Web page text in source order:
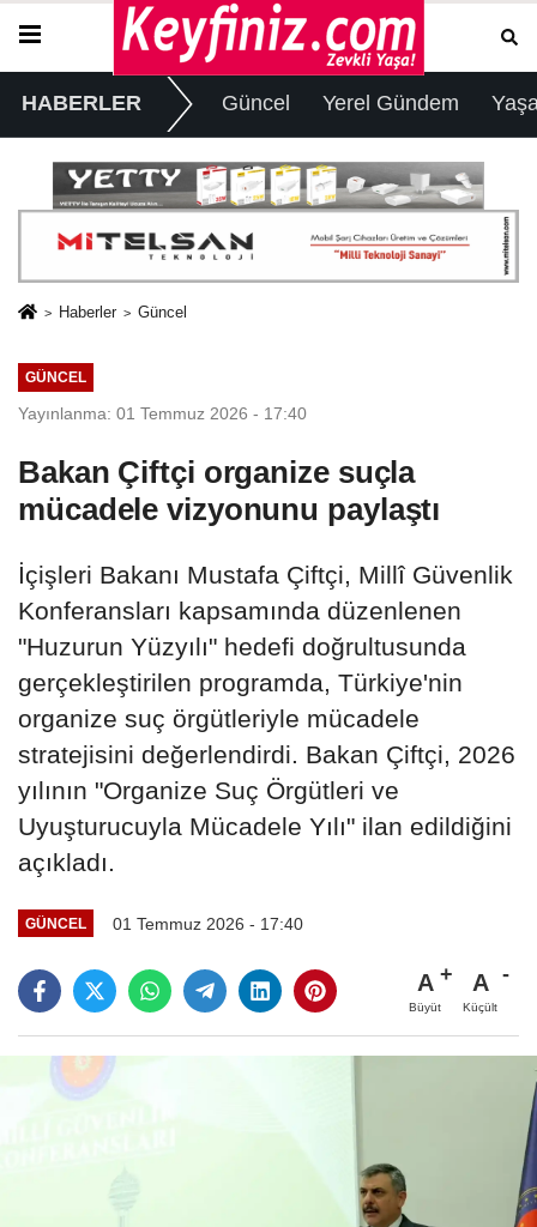
HABERLER Güncel Yerel Gündem
Haberler Güncel
GÜNCEL
Yayınlanma: 01 Temmuz 2026 - 17:40
Bakan Çiftçi organize suçla
mücadele vizyonunu paylaştı
İçişleri Bakanı Mustafa Çiftçi, Millî Güvenlik
Konferansları kapsamında düzenlenen
"Huzurun Yüzyılı" hedefi doğrultusunda
gerçekleştirilen programda, Türkiye'nin
organize suç örgütleriyle mücadele
stratejisini değerlendirdi. Bakan Çiftçi, 2026
yılının "Organize Suç Örgütleri ve
Uyuşturucuyla Mücadele Yılı" ilan edildiğini
açıkladı.
GÜNCEL 01 Temmuz 2026 - 17:40
A
Büyüt
A
Küçült